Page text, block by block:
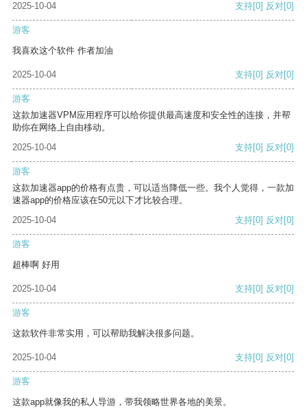
2025-10-04 支持[0] 反对[0]
游客
我喜欢这个软件 作者加油
2025-10-04 支持[0] 反对[0]
游客
这款加速器VPM应用程序可以给你提供最高速度和安全性的连接，并帮
助你在网络上自由移动。
2025-10-04
支持[0] 反对[0]
游客
这款加速器app的价格有点贵，可以适当降低一些。我个人觉得，一款加
速器app的价格应该在50元以下才比较合理。
2025-10-04
支持[0] 反对[0]
游客
超棒啊 好用
2025-10-04 支持[0] 反对[0]
游客
这款软件非常实用，可以帮助我解决很多问题。
2025-10-04 支持[0] 反对[0]
游客
这款app就像我的私人导游，带我领略世界各地的美景。